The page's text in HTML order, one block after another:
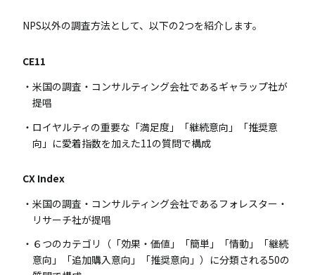
NPS以外の調査方法として、以下の2つを紹介します。
CE11
米国の調査・コンサルティング会社であるギャラップ社が
提唱
ロイヤルティの重要な「満足度」「継続意向」「推奨意
向」に愛着指数を加えた11の質問で構成
CX Index
米国の調査・コンサルティング会社であるフォレスター・
リサーチ社が提唱
６つのカテゴリ（「効果・価値」「簡単」「情動」「継続
意向」「追加購入意向」「推奨意向」）に分類される50の